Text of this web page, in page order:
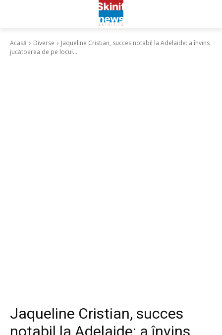
Acasă Diverse
Jaqueline Cristian, succes notabil la Adelaide: a învins
jucătoarea de pe locul...
Jaqueline Cristian, succes
notabil la Adelaide: a învins